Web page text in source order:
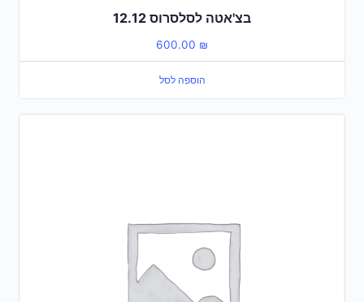
בצ'אטה לסלסרוס 12.12
600.00 ₪
הוספה לסל